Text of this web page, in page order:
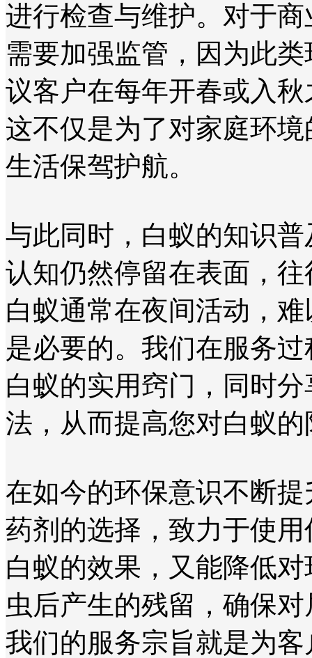
进行检查与维护。对于
需要加强监管，因为此
议客户在每年开春或入
这不仅是为了对家庭环
生活保驾护航。
与此同时，白蚁的知识
认知仍然停留在表面，
白蚁通常在夜间活动，
是必要的。我们在服务
白蚁的实用窍门，同时
法，从而提高您对白蚁
在如今的环保意识不断
药剂的选择，致力于使
白蚁的效果，又能降低
虫后产生的残留，确保
我们的服务宗旨就是为